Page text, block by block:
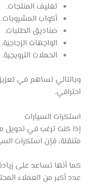
تغليف المنتجات.
أكواب المشروبات.
صناديق الطلبات.
الواجهات الزجاجية.
الحملات الترويجية.
وبالتالي تساهم في
احترافي.
استكرات السيارات
إذا كنت ترغب في تحويل
متنقلة، فإن استكرات
كما أنها تساعد على
عدد أكبر من العملاء